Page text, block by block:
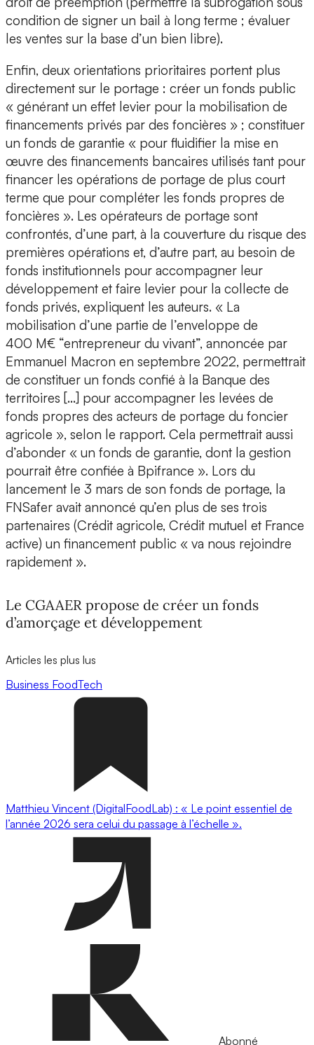
condition de signer un bail à long terme ; évaluer
les ventes sur la base d’un bien libre).
Enfin, deux orientations prioritaires portent plus
directement sur le portage : créer un fonds public
« générant un effet levier pour la mobilisation de
financements privés par des foncières » ; constituer
un fonds de garantie « pour fluidifier la mise en
œuvre des financements bancaires utilisés tant pour
financer les opérations de portage de plus court
terme que pour compléter les fonds propres de
foncières ». Les opérateurs de portage sont
confrontés, d’une part, à la couverture du risque des
premières opérations et, d’autre part, au besoin de
fonds institutionnels pour accompagner leur
développement et faire levier pour la collecte de
fonds privés, expliquent les auteurs. « La
mobilisation d’une partie de l’enveloppe de
400 M€ “entrepreneur du vivant”, annoncée par
Emmanuel Macron en septembre 2022, permettrait
de constituer un fonds confié à la Banque des
territoires […] pour accompagner les levées de
fonds propres des acteurs de portage du foncier
agricole », selon le rapport. Cela permettrait aussi
d’abonder « un fonds de garantie, dont la gestion
pourrait être confiée à Bpifrance ». Lors du
lancement le 3 mars de son fonds de portage, la
FNSafer avait annoncé qu’en plus de ses trois
partenaires (Crédit agricole, Crédit mutuel et France
active) un financement public « va nous rejoindre
rapidement ».
Le CGAAER propose de créer un fonds
d’amorçage et développement
Articles les plus lus
Business FoodTech
Matthieu Vincent (DigitalFoodLab) : « Le point essentiel de
l’année 2026 sera celui du passage à l’échelle ».
Abonné